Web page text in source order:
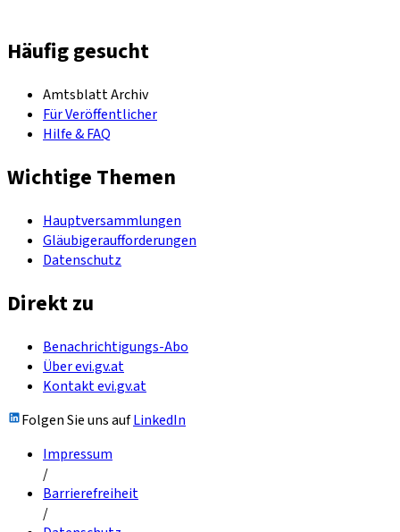
Häufig gesucht
Amtsblatt Archiv
Für Veröffentlicher
Hilfe & FAQ
Wichtige Themen
Hauptversammlungen
Gläubigeraufforderungen
Datenschutz
Direkt zu
Benachrichtigungs-Abo
Über evi.gv.at
Kontakt evi.gv.at
Folgen Sie uns aufLinkedIn
Impressum
/
Barrierefreiheit
/